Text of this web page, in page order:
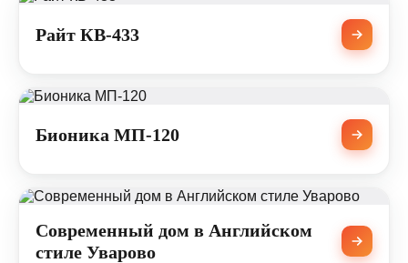
Райт КВ-433
Бионика МП-120
Современный дом в Английском
стиле Уварово